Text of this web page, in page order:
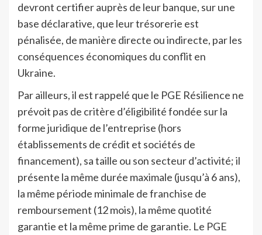
devront certifier auprès de leur banque, sur une
base déclarative, que leur trésorerie est
pénalisée, de manière directe ou indirecte, par les
conséquences économiques du conflit en
Ukraine.
Par ailleurs, il est rappelé que le PGE Résilience ne
prévoit pas de critère d’éligibilité fondée sur la
forme juridique de l’entreprise (hors
établissements de crédit et sociétés de
financement), sa taille ou son secteur d’activité; il
présente la même durée maximale (jusqu’à 6 ans),
la même période minimale de franchise de
remboursement (12 mois), la même quotité
garantie et la même prime de garantie. Le PGE